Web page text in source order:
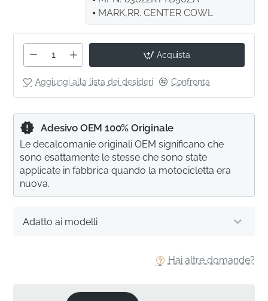
MARK,RR. CENTER COWL
Acquista
Aggiungi alla lista dei desideri Confronta
Hai altre domande?
Adatto ai modelli
Adesivo OEM 100% Originale
Le decalcomanie originali OEM significano che
sono esattamente le stesse che sono state
applicate in fabbrica quando la motocicletta era
nuova.